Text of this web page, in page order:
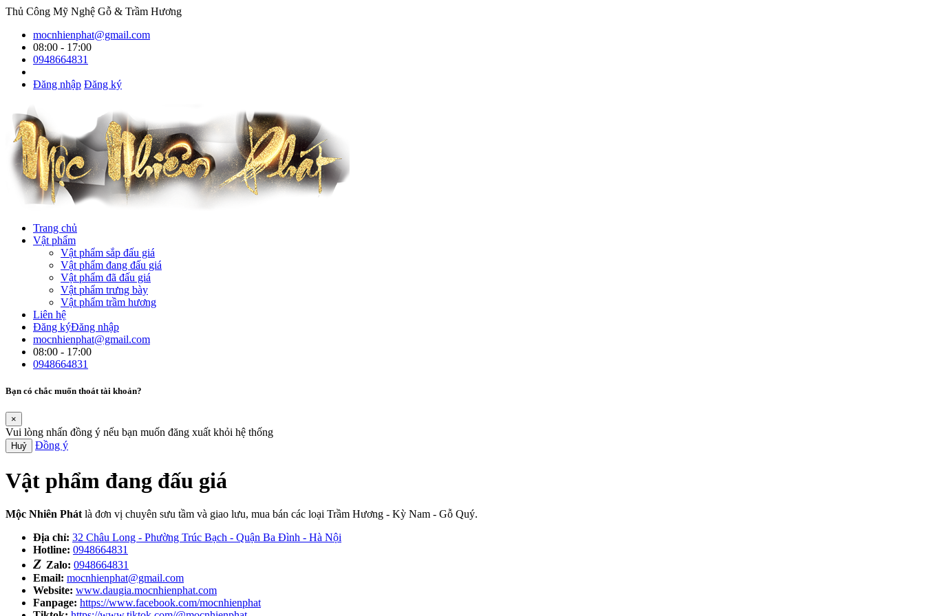
Thủ Công Mỹ Nghệ Gỗ & Trầm Hương
mocnhienphat@gmail.com
08:00 - 17:00
0948664831
Đăng nhập Đăng ký
Trang chủ
Vật phẩm
Vật phẩm sắp đấu giá
Vật phẩm đang đấu giá
Vật phẩm đã đấu giá
Vật phẩm trưng bày
Vật phẩm trầm hương
Liên hệ
Đăng kýĐăng nhập
mocnhienphat@gmail.com
08:00 - 17:00
0948664831
Bạn có chắc muốn thoát tài khoản?
×
Vui lòng nhấn đồng ý nếu bạn muốn đăng xuất khỏi hệ thống
Huỷ Đồng ý
Vật phẩm đang đấu giá
Mộc Nhiên Phát là đơn vị chuyên sưu tầm và giao lưu, mua bán các loại Trầm Hương - Kỳ Nam - Gỗ Quý.
Địa chỉ: 32 Châu Long - Phường Trúc Bạch - Quận Ba Đình - Hà Nội
Hotline: 0948664831
Z Zalo: 0948664831
Email: mocnhienphat@gmail.com
Website: www.daugia.mocnhienphat.com
Fanpage: https://www.facebook.com/mocnhienphat